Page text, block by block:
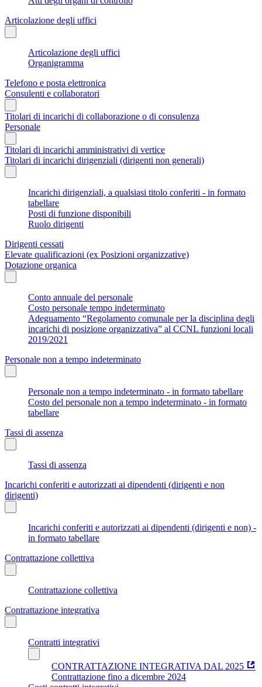
Articolazione degli uffici
Articolazione degli uffici
Organigramma
Telefono e posta elettronica
Consulenti e collaboratori
Titolari di incarichi di collaborazione o di consulenza
Personale
Titolari di incarichi amministrativi di vertice
Titolari di incarichi dirigenziali (dirigenti non generali)
Incarichi dirigenziali, a qualsiasi titolo conferiti - in formato
tabellare
Posti di funzione disponibili
Ruolo dirigenti
Dirigenti cessati
Elevate qualificazioni (ex Posizioni organizzative)
Dotazione organica
Conto annuale del personale
Costo personale tempo indeterminato
Adeguamento “Regolamento comunale per la disciplina degli
incarichi di posizione organizzativa” al CCNL funzioni locali
2019/2021
Personale non a tempo indeterminato
Personale non a tempo indeterminato - in formato tabellare
Costo del personale non a tempo indeterminato - in formato
tabellare
Tassi di assenza
Tassi di assenza
Incarichi conferiti e autorizzati ai dipendenti (dirigenti e non
dirigenti)
Incarichi conferiti e autorizzati ai dipendenti (dirigenti e non) -
in formato tabellare
Contrattazione collettiva
Contrattazione collettiva
Contrattazione integrativa
Contratti integrativi
CONTRATTAZIONE INTEGRATIVA DAL 2025
Contrattazione fino a dicembre 2024